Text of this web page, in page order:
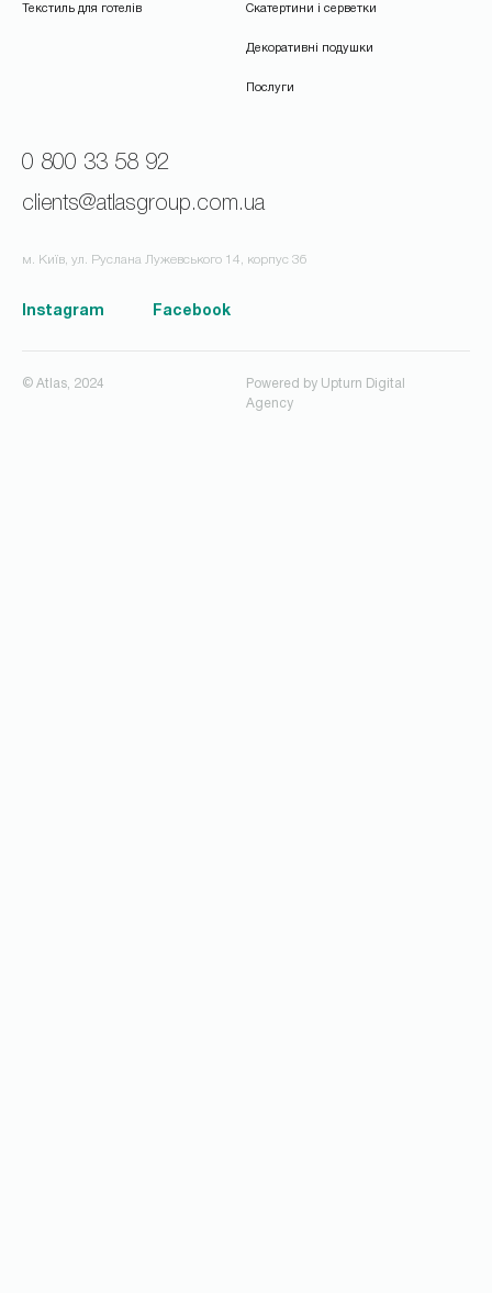
Текстиль для готелів Скатертини і серветки
Декоративні подушки
Послуги
0 800 33 58 92
clients@atlasgroup.com.ua
м. Київ, ул. Руслана Лужевського 14, корпус 3б
Instagram Facebook
© Atlas, 2024 Powered by Upturn Digital
Agency